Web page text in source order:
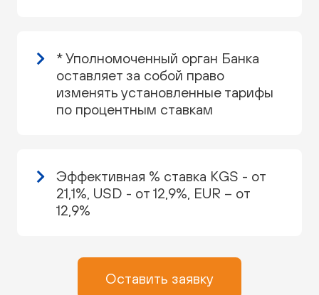
* Уполномоченный орган Банка
оставляет за собой право
изменять установленные тарифы
по процентным ставкам
Эффективная % ставка KGS - от
21,1%, USD - от 12,9%, EUR – от
12,9%
Оставить заявку